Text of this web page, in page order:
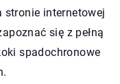
stronie internetowej
się z pełną
spadochronowe